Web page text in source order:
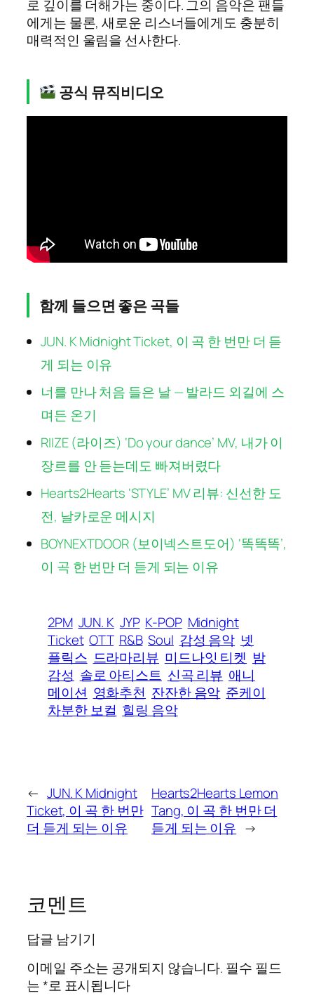
로 깊이를 더해가는 중이다. 그의 음악은 팬들
에게는 물론, 새로운 리스너들에게도 충분히
매력적인 울림을 선사한다.
공식 뮤직비디오
함께 들으면 좋은 곡들
JUN. K Midnight Ticket, 이 곡 한 번만 더 듣
게 되는 이유
너를 만나 처음 들은 날 — 발라드 외길에 스
며든 온기
RIIZE (라이즈) ‘Do your dance’ MV, 내가 이
장르를 안 듣는데도 빠져버렸다
Hearts2Hearts ‘STYLE’ MV 리뷰: 신선한 도
전, 날카로운 메시지
BOYNEXTDOOR (보이넥스트도어) ‘똑똑똑’,
이 곡 한 번만 더 듣게 되는 이유
2PM JUN. K JYP K-POP Midnight
Ticket OTT R&B Soul 감성 음악 넷
플릭스 드라마리뷰 미드나잇 티켓 밤
감성 솔로 아티스트 신곡 리뷰 애니
메이션 영화추천 잔잔한 음악 준케이
차분한 보컬 힐링 음악
← JUN. K Midnight
Ticket, 이 곡 한 번만
더 듣게 되는 이유
Hearts2Hearts Lemon
Tang, 이 곡 한 번만 더
듣게 되는 이유 →
코멘트
답글 남기기
이메일 주소는 공개되지 않습니다. 필수 필드
는*로 표시됩니다